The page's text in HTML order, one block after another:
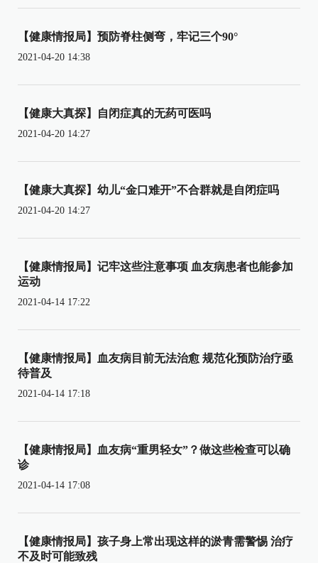
【健康情报局】预防脊柱侧弯，牢记三个90°
2021-04-20 14:38
【健康大真探】自闭症真的无药可医吗
2021-04-20 14:27
【健康大真探】幼儿“金口难开”不合群就是自闭症吗
2021-04-20 14:27
【健康情报局】记牢这些注意事项 血友病患者也能参加
运动
2021-04-14 17:22
【健康情报局】血友病目前无法治愈 规范化预防治疗亟
待普及
2021-04-14 17:18
【健康情报局】血友病“重男轻女”？做这些检查可以确
诊
2021-04-14 17:08
【健康情报局】孩子身上常出现这样的淤青需警惕 治疗
不及时可能致残